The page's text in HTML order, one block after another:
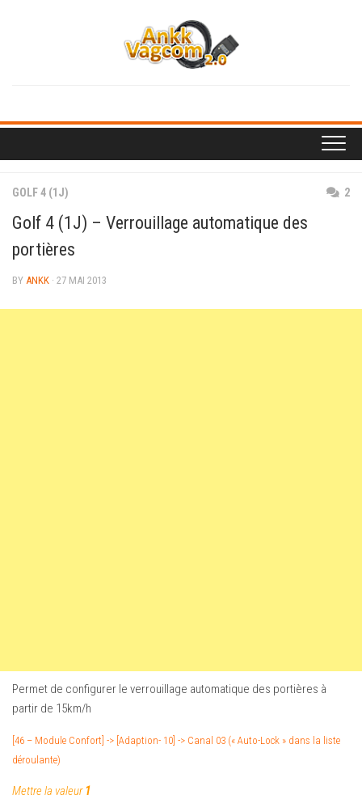
GOLF 4 (1J) 2
Golf 4 (1J) – Verrouillage automatique des
portières
BY ANKK · 27 MAI 2013
Permet de configurer le verrouillage automatique des portières à
partir de 15km/h
[46 – Module Confort] -> [Adaption- 10] -> Canal 03 (« Auto-Lock » dans la liste
déroulante)
Mettre la valeur1